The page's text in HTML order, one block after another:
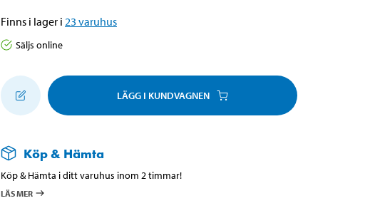
Finns i lager i 23 varuhus
Säljs online
LÄGG I KUNDVAGNEN
Köp & Hämta
Köp & Hämta i ditt varuhus inom 2 timmar!
LÄS MER